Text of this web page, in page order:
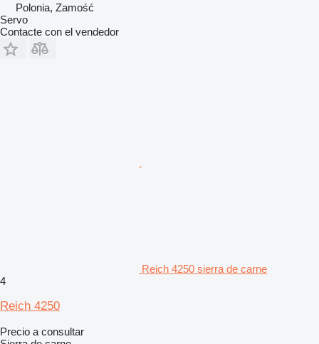
Polonia, Zamość
Servo
Contacte con el vendedor
Reich 4250 sierra de carne
4
Reich 4250
Precio a consultar